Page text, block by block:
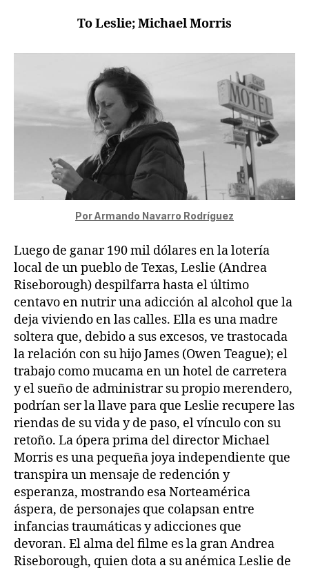
To Leslie; Michael Morris
Por Armando Navarro Rodríguez
Luego de ganar 190 mil dólares en la lotería
local de un pueblo de Texas, Leslie (Andrea
Riseborough) despilfarra hasta el último
centavo en nutrir una adicción al alcohol que la
deja viviendo en las calles. Ella es una madre
soltera que, debido a sus excesos, ve trastocada
la relación con su hijo James (Owen Teague); el
trabajo como mucama en un hotel de carretera
y el sueño de administrar su propio merendero,
podrían ser la llave para que Leslie recupere las
riendas de su vida y de paso, el vínculo con su
retoño. La ópera prima del director Michael
Morris es una pequeña joya independiente que
transpira un mensaje de redención y
esperanza, mostrando esa Norteamérica
áspera, de personajes que colapsan entre
infancias traumáticas y adicciones que
devoran. El alma del filme es la gran Andrea
Riseborough, quien dota a su anémica Leslie de